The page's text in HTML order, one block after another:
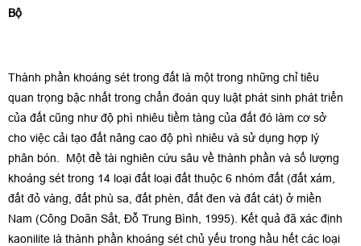
Bộ
Thành phần khoáng sét trong đất là một trong những chỉ tiêu
quan trọng bậc nhất trong chẩn đoán quy luật phát sinh phát triển
của đất cũng như độ phì nhiêu tiềm tàng của đất đó làm cơ sở
cho việc cải tạo đất nâng cao độ phì nhiêu và sử dụng hợp lý
phân bón. Một đề tài nghiên cứu sâu về thành phần và số lượng
khoáng sét trong 14 loại đất loại đất thuộc 6 nhóm đất (đất xám,
đất đỏ vàng, đất phù sa, đất phèn, đất đen và đất cát) ở miền
Nam (Công Doãn Sắt, Đỗ Trung Bình, 1995). Kết quả đã xác định
kaonilite là thành phần khoáng sét chủ yếu trong hầu hết các loại